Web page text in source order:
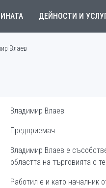
ДЕЙНОСТИ И
Влаев
Владимир Влаев
Предприемач
Владимир Влаев е
областта на търговията с
Работил е и като началник